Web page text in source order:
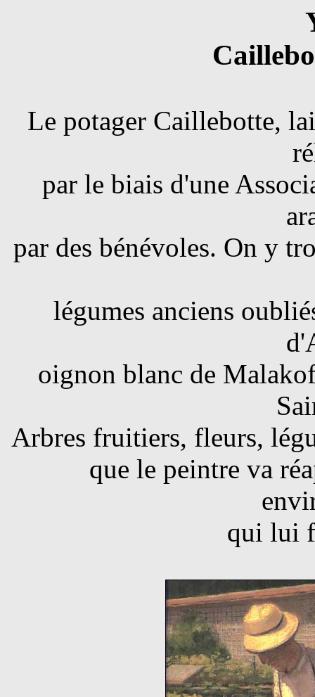
Le potager Caillebotte,
par le biais d'une
par des bénévoles. On y
légumes anciens
oignon blanc de
Arbres fruitiers, fleurs,
que le peintre va
qui lui